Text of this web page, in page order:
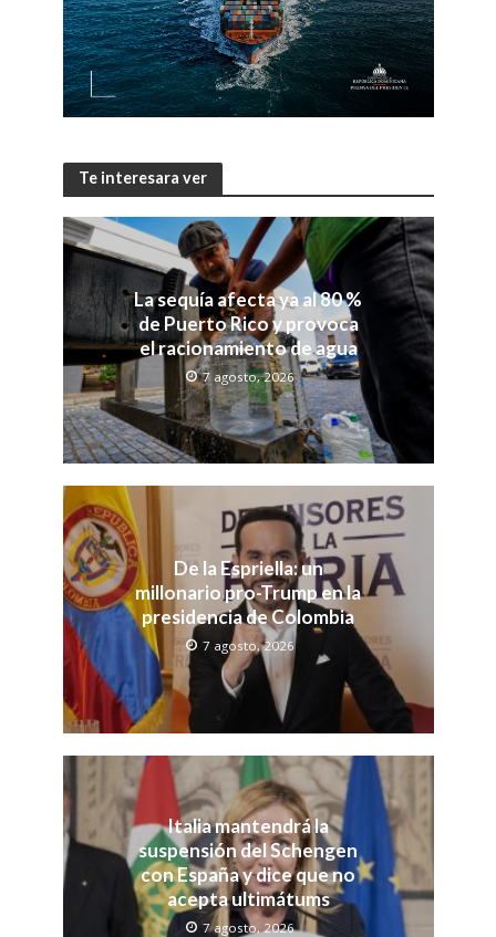
Te interesara ver
La sequía afecta ya al 80 %
de Puerto Rico y provoca
el racionamiento de agua
7 agosto, 2026
De la Espriella: un
millonario pro-Trump en la
presidencia de Colombia
7 agosto, 2026
Italia mantendrá la
suspensión del Schengen
con España y dice que no
acepta ultimátums
7 agosto, 2026